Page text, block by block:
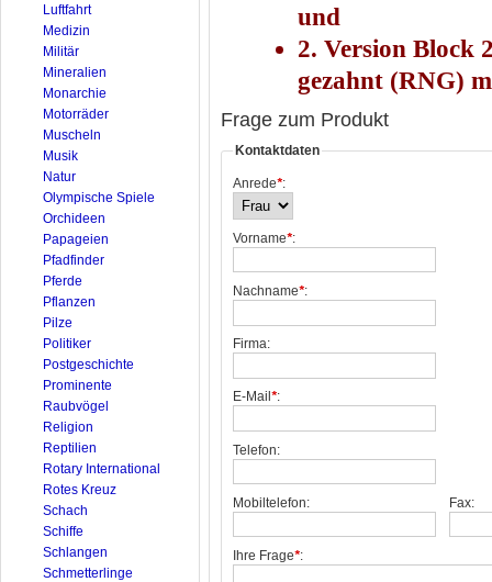
und
2. Version Block
gezahnt (RNG)
Frage zum Produkt
Kontaktdaten
Anrede*:
Vorname*:
Nachname*:
Firma:
E-Mail *:
Telefon:
Mobiltelefon: Fax:
Ihre Frage*:
Luftfahrt
Medizin
Militär
Mineralien
Monarchie
Motorräder
Muscheln
Musik
Natur
Olympische Spiele
Orchideen
Papageien
Pfadfinder
Pferde
Pflanzen
Pilze
Politiker
Postgeschichte
Prominente
Raubvögel
Religion
Reptilien
Rotary International
Rotes Kreuz
Schach
Schiffe
Schlangen
Schmetterlinge